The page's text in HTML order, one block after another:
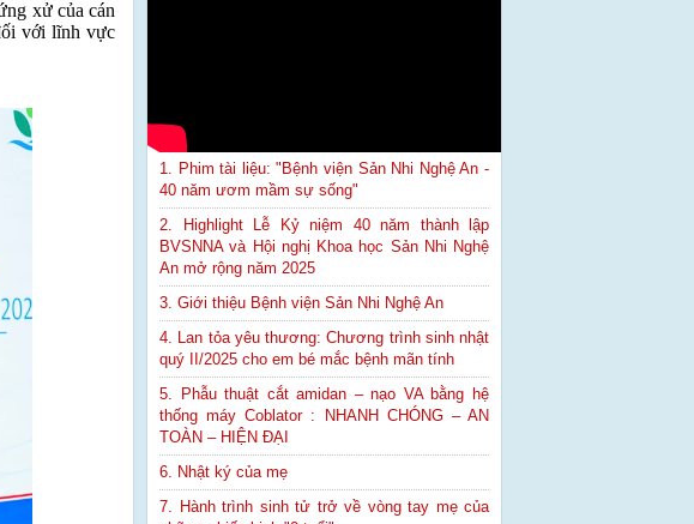
xử của cán
với lĩnh vực
1. Phim tài liệu: "Bệnh viện Sản Nhi Nghệ An -
40 năm ươm mầm sự sống"
2. Highlight Lễ Kỷ niệm 40 năm thành lập
BVSNNA và Hội nghị Khoa học Sản Nhi Nghệ
An mở rộng năm 2025
3. Giới thiệu Bệnh viện Sản Nhi Nghệ An
4. Lan tỏa yêu thương: Chương trình sinh nhật
quý II/2025 cho em bé mắc bệnh mãn tính
5. Phẫu thuật cắt amidan – nạo VA bằng hệ
thống máy Coblator : NHANH CHÓNG – AN
TOÀN – HIỆN ĐẠI
6. Nhật ký của mẹ
7. Hành trình sinh tử trở về vòng tay mẹ của